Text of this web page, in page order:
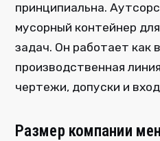
принципиальна.
мусорный контейнер
задач. Он работает как
производственная
чертежи, допуски и
Размер компании